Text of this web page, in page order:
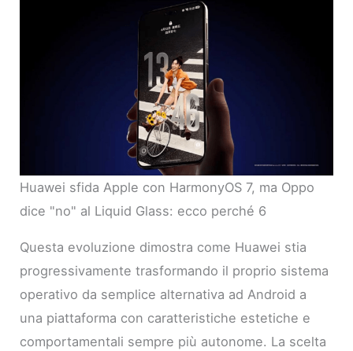
Huawei sfida Apple con HarmonyOS 7, ma Oppo
dice "no" al Liquid Glass: ecco perché 6
Questa evoluzione dimostra come Huawei stia
progressivamente trasformando il proprio sistema
operativo da semplice alternativa ad Android a
una piattaforma con caratteristiche estetiche e
comportamentali sempre più autonome. La scelta